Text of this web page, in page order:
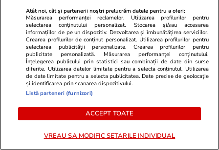
Horoscop 25 iul.
Horoscop 26 iulie 2026. Racii
încep o perioadă mai dificilă în
relația cu superiorii, poate și pe
fondul unui volum mai mare de
Vacanțe și Cultură
Atât noi, cât și partenerii noștri prelucrăm datele pentru a oferi:
Măsurarea performanței reclamelor. Utilizarea profilurilor pentru
selectarea conținutului personalizat. Stocarea și/sau accesarea
informațiilor de pe un dispozitiv. Dezvoltarea și îmbunătățirea serviciilor.
Crearea profilurilor de conținut personalizat. Utilizarea profilurilor pentru
selectarea publicității personalizate. Crearea profilurilor pentru
publicitate personalizată. Măsurarea performanței conținutului.
Înțelegerea publicului prin statistici sau combinații de date din surse
diferite. Utilizarea datelor limitate pentru a selecta conținutul. Utilizarea
de date limitate pentru a selecta publicitatea. Date precise de geolocație
și identificarea prin scanarea dispozitivului.
Listă parteneri (furnizori)
ACCEPT TOATE
VREAU SA MODIFIC SETARILE INDIVIDUAL